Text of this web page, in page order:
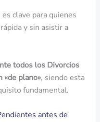
clave para quienes
y sin asistir a
todos los Divorcios
plano», siendo esta
fundamental.
antes de